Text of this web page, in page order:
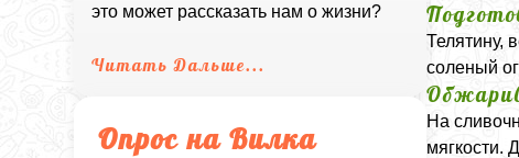
это может рассказать нам о жизни?
Читать Дальше...
Опрос на Вилка
Телятину,
соленый
На
мягкости.